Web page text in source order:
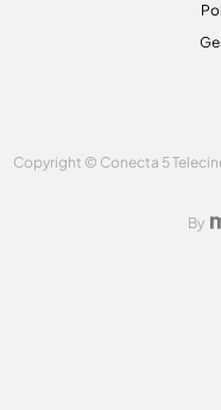
Copyright © Conecta 5
By